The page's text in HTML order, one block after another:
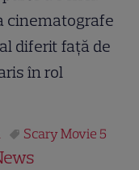
cinematografe
diferit faţă de
în rol
Scary Movie 5